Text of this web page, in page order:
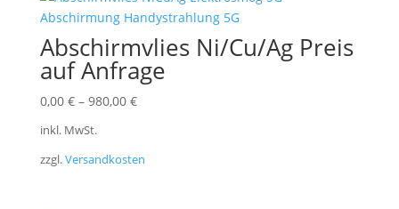
Abschirmvlies Ni/Cu/Ag Preis
auf Anfrage
0,00 €– 980,00 €
inkl. MwSt.
zzgl.Versandkosten